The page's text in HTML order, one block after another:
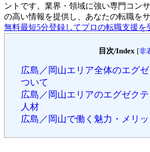
ントです。 業界・領域に強い専門コン
の高い情報を提供し、あなたの転職を
無料最短5分登録してプロの転職支援を
目次/Index [非
広島／岡山エリア全体のエグ
ついて
広島／岡山エリアのエグゼク
人材
広島／岡山で働く魅力・メリッ